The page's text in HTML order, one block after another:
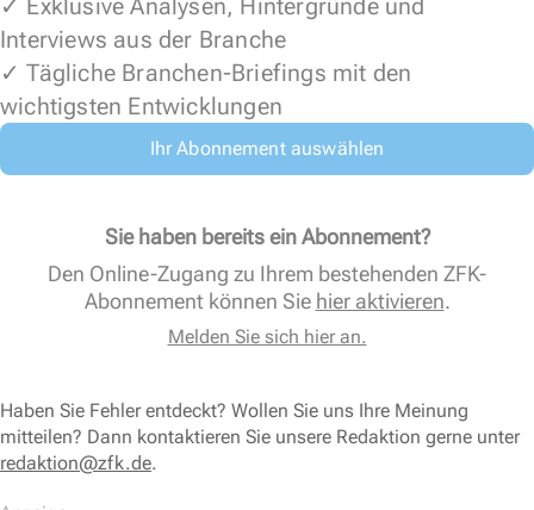
✓ Exklusive Analysen, Hintergründe und
Interviews aus der Branche
✓ Tägliche Branchen-Briefings mit den
wichtigsten Entwicklungen
Ihr Abonnement auswählen
Sie haben bereits ein Abonnement?
Den Online-Zugang zu Ihrem bestehenden ZFK-
Abonnement können Sie hier aktivieren.
Melden Sie sich hier an.
Haben Sie Fehler entdeckt? Wollen Sie uns Ihre Meinung
mitteilen? Dann kontaktieren Sie unsere Redaktion gerne unter
redaktion@zfk.de.